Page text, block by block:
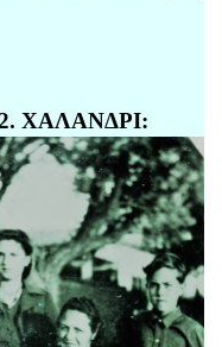
ΧΑΛΑΝΔΡΙ: